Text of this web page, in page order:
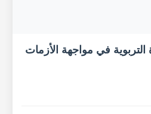
التربوية في مواجهة الأزمات